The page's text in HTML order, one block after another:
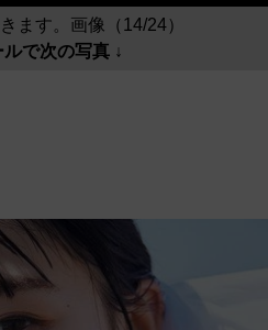
ます。画像（14/24）
ルで次の写真 ↓